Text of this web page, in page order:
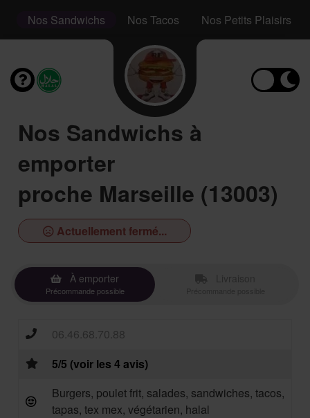
Nos Sandwichs Nos Tacos Nos Petits Plaisirs
Nos Sandwichs à
emporter
proche Marseille (13003)
Actuellement fermé...
À emporter
Précommande possible
06.46.68.70.88
5/5 (voir les 4 avis)
Burgers, poulet frit, salades, sandwiches, tacos,
tapas, tex mex, végétarien, halal